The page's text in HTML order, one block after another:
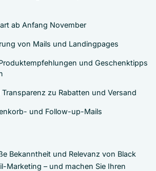
ab Anfang November
von Mails und Landingpages
und Geschenktipps
Transparenz zu Rabatten und Versand
und Follow-up-Mails
Bekanntheit und Relevanz von Black
Marketing – und machen Sie Ihren